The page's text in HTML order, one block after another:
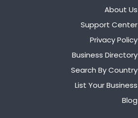
About Us
Support Center
Privacy Policy
Business Directory
Search By Country
List Your Business
Blog